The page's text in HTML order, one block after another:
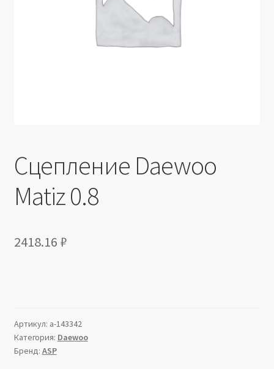
Сцепление Daewoo
Matiz 0.8
2418.16 ₽
Артикул: a-143342
Категория: Daewoo
Бренд: ASP